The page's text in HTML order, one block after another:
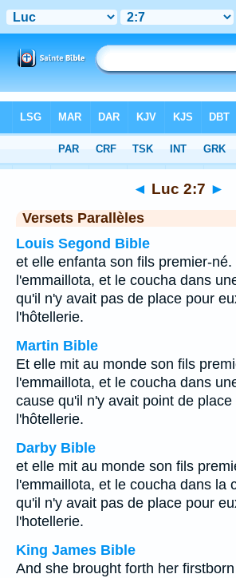
Chapitre 2 > Verset 7
◄ Luc 2:7 ►
Versets Parallèles
Louis Segond Bible
et elle enfanta son fils premier-né.
l'emmaillota, et le coucha dans
qu'il n'y avait pas de place pour
l'hôtellerie.
Martin Bible
Et elle mit au monde son fils
l'emmaillota, et le coucha dans
cause qu'il n'y avait point de
l'hôtellerie.
Darby Bible
et elle mit au monde son fils
l'emmaillota, et le coucha dans la
qu'il n'y avait pas de place pour
l'hotellerie.
King James Bible
And she brought forth her